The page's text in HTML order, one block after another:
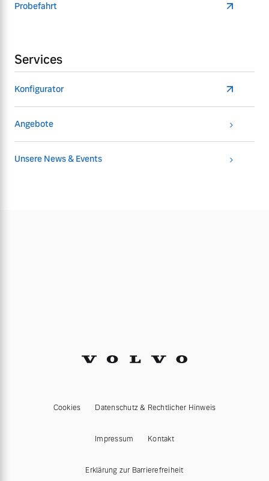
Probefahrt
Services
Konfigurator
Angebote
Unsere News & Events
Cookies Datenschutz & Rechtlicher Hinweis
Impressum Kontakt
Erklärung zur Barrierefreiheit